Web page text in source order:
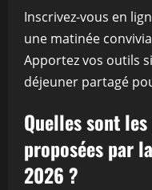
Inscrivez-vous en
une matinée
Apportez vos outils
déjeuner partagé
Quelles sont
proposées par
2026 ?